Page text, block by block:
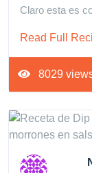
Claro esta es
Read Full
8029